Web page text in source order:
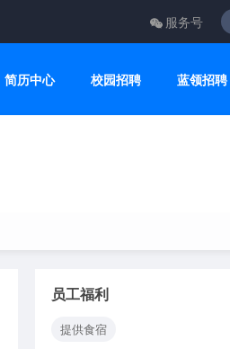
服务号
简历中心 校园招聘 蓝领招聘
员工福利
提供食宿